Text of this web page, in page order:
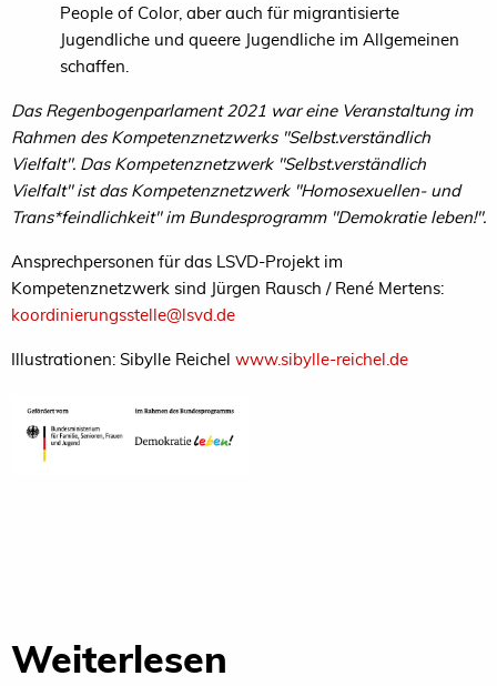
People of Color, aber auch für migrantisierte
Jugendliche und queere Jugendliche im Allgemeinen
schaffen.
Das Regenbogenparlament 2021 war eine Veranstaltung im
Rahmen des Kompetenznetzwerks "Selbst.verständlich
Vielfalt". Das Kompetenznetzwerk "Selbst.verständlich
Vielfalt" ist das Kompetenznetzwerk "Homosexuellen- und
Trans*feindlichkeit" im Bundesprogramm "Demokratie leben!".
Ansprechpersonen für das LSVD-Projekt im
Kompetenznetzwerk sind Jürgen Rausch / René Mertens:
koordinierungsstelle@lsvd.de
Illustrationen: Sibylle Reichel www.sibylle-reichel.de
Weiterlesen